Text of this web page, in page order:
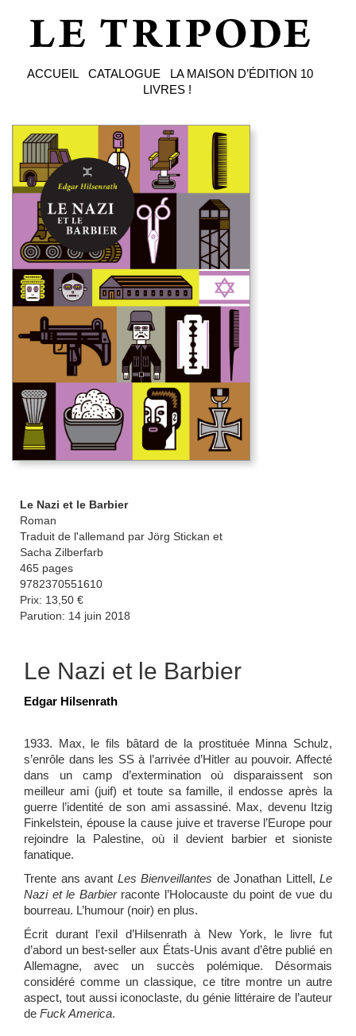
ACCUEIL CATALOGUE LA MAISON D’ÉDITION 10
LIVRES !
Le Nazi et le Barbier
Roman
Traduit de l'allemand par Jörg Stickan et
Sacha Zilberfarb
465 pages
9782370551610
Prix: 13,50 €
Parution: 14 juin 2018
Le Nazi et le Barbier
Edgar Hilsenrath
1933. Max, le fils bâtard de la prostituée Minna Schulz,
s’enrôle dans les SS à l’arrivée d’Hitler au pouvoir. Affecté
dans un camp d’extermination où disparaissent son
meilleur ami (juif) et toute sa famille, il endosse après la
guerre l’identité de son ami assassiné. Max, devenu Itzig
Finkelstein, épouse la cause juive et traverse l’Europe pour
rejoindre la Palestine, où il devient barbier et sioniste
fanatique.
Trente ans avant Les Bienveillantes de Jonathan Littell, Le
Nazi et le Barbierraconte l’Holocauste du point de vue du
bourreau. L’humour (noir) en plus.
Écrit durant l’exil d’Hilsenrath à New York, le livre fut
d’abord un best-seller aux États-Unis avant d’être publié en
Allemagne, avec un succès polémique. Désormais
considéré comme un classique, ce titre montre un autre
aspect, tout aussi iconoclaste, du génie littéraire de l’auteur
de Fuck America.